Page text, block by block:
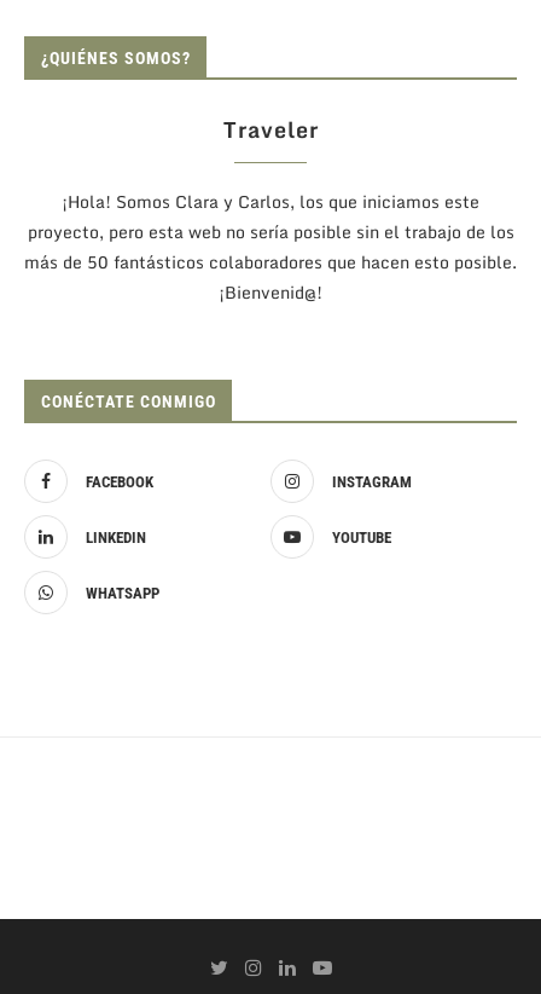
¿QUIÉNES SOMOS?
Traveler
¡Hola! Somos Clara y Carlos, los que iniciamos este
proyecto, pero esta web no sería posible sin el trabajo de los
más de 50 fantásticos colaboradores que hacen esto posible.
¡Bienvenid@!
CONÉCTATE CONMIGO
FACEBOOK INSTAGRAM
LINKEDIN YOUTUBE
WHATSAPP